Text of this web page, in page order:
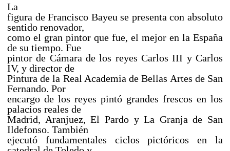
La
figura de Francisco Bayeu se presenta con absoluto
sentido renovador,
como el gran pintor que fue, el mejor en la España
de su tiempo. Fue
pintor de Cámara de los reyes Carlos III y Carlos
IV, y director de
Pintura de la Real Academia de Bellas Artes de San
Fernando. Por
encargo de los reyes pintó grandes frescos en los
palacios reales de
Madrid, Aranjuez, El Pardo y La Granja de San
Ildefonso. También
ejecutó fundamentales ciclos pictóricos en la